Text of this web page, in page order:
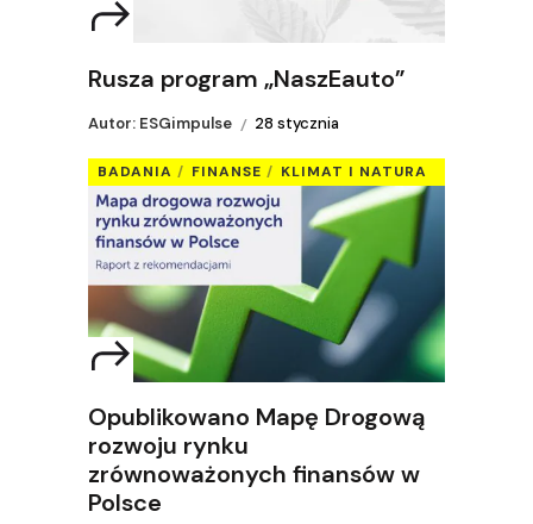
Rusza program „NaszEauto”
Autor: ESGimpulse 28 stycznia
BADANIA FINANSE KLIMAT I NATURA
Opublikowano Mapę Drogową
rozwoju rynku
zrównoważonych finansów w
Polsce